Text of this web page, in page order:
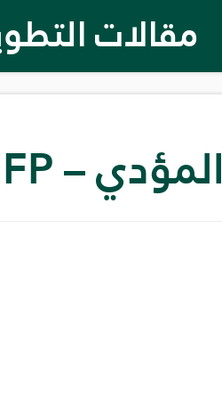
مقالات
المؤدي – ESFP